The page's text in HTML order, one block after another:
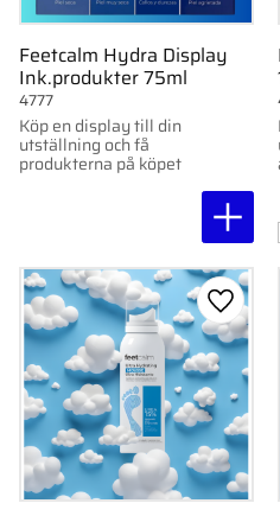
Feetcalm Hydra Display
Ink.produkter 75ml
Köp en display till din
utställning och få
produkterna på köpet
4777
Lägg